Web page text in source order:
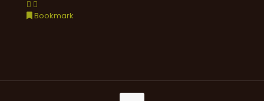
Bookmark